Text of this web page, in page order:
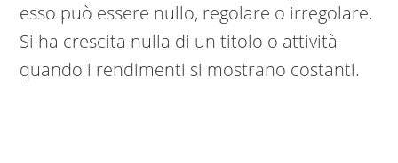
esso può essere nullo, regolare o irregolare.
Si ha crescita nulla di un titolo o attività
quando i rendimenti si mostrano costanti.